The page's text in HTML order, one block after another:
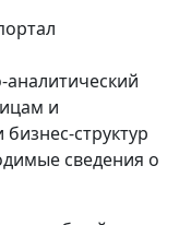
и
структур
сведения о